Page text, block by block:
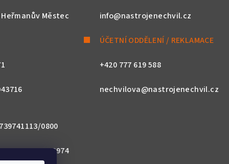
Městec
0800
0000 0027 3974
info@nastrojenechvil.cz
ÚČETNÍ ODDĚLENÍ / REKLAMACE
+420 777 619 588
nechvilova@nastrojenechvil.cz